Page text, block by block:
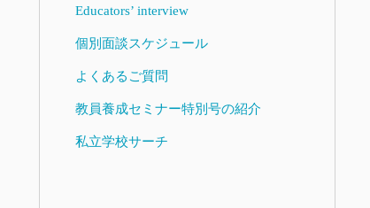
Educators’ interview
個別面談スケジュール
よくあるご質問
教員養成セミナー特別号の紹介
私立学校サーチ